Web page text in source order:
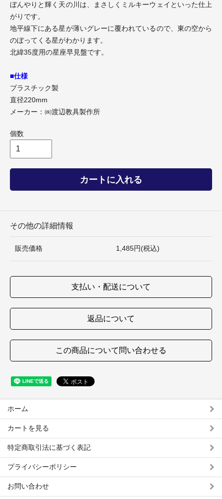
ぼんやりと輝く天の川は、まさしくミルキーウェイといった仕上
がりです。
地平線下にある星が薄いグレーに覆われているので、東の空から
のぼってくる星がわかります。
北緯35度用の星座早見盤です。
■仕様
プラスチック製
直径220mm
メーカー：㈱渡辺教具製作所
個数
カートに入れる
その他の詳細情報
販売価格 1,485円(税込)
支払い・配送について
返品について
この商品について問い合わせる
ホーム
カートを見る
特定商取引法に基づく表記
プライバシーポリシー
お問い合わせ